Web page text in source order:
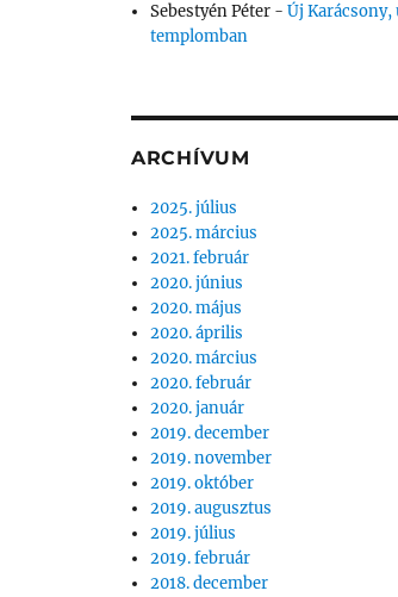
Sebestyén Péter -Új Karácsony,
templomban
ARCHÍVUM
2025. július
2025. március
2021. február
2020. június
2020. május
2020. április
2020. március
2020. február
2020. január
2019. december
2019. november
2019. október
2019. augusztus
2019. július
2019. február
2018. december